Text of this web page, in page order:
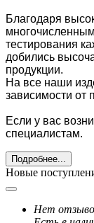
Благодаря
тестирования
добились
продукции.
На все наши
зависимости от
Если у вас
специалистам.
Подробнее...
Новые
Нет